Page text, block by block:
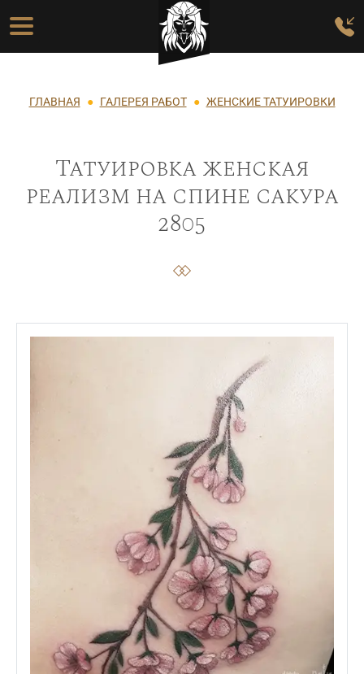
Перейти к основному содержанию
Основная навигация
Строка навигации
ГЛАВНАЯ ГАЛЕРЕЯ РАБОТ ЖЕНСКИЕ ТАТУИРОВКИ
Татуировка женская
реализм на спине сакура
2805